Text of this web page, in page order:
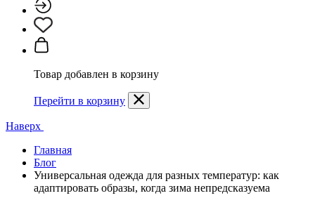
Товар добавлен в корзину
Перейти в корзину
Наверх
Главная
Блог
Универсальная одежда для разных температур: как
адаптировать образы, когда зима непредсказуема